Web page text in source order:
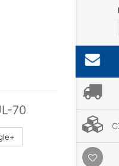
70